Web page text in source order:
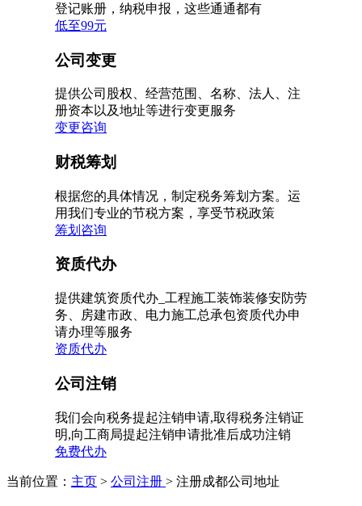
登记账册，纳税申报，这些通通都有
低至99元
公司变更
提供公司股权、经营范围、名称、法人、注
册资本以及地址等进行变更服务
变更咨询
财税筹划
根据您的具体情况，制定税务筹划方案。运
用我们专业的节税方案，享受节税政策
筹划咨询
资质代办
提供建筑资质代办_工程施工装饰装修安防劳
务、房建市政、电力施工总承包资质代办申
请办理等服务
资质代办
公司注销
我们会向税务提起注销申请,取得税务注销证
明,向工商局提起注销申请批准后成功注销
免费代办
当前位置： 主页 > 公司注册 > 注册成都公司地址